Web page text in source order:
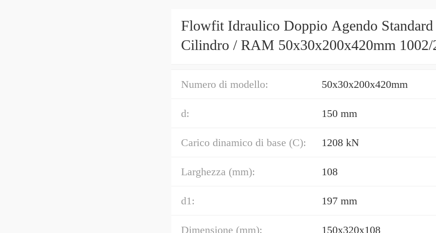
Flowfit Idraulico Doppio Agendo Standard
Cilindro / RAM 50x30x200x420mm 1002/
Numero di modello: 50x30x200x420mm
d: 150 mm
Carico dinamico di base (C): 1208 kN
Larghezza (mm): 108
d1: 197 mm
Dimensione (mm): 150x320x108